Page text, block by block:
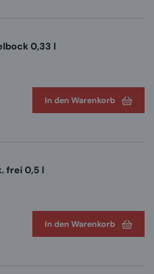
0,33 l
In den Warenkorb
frei 0,5 l
In den Warenkorb